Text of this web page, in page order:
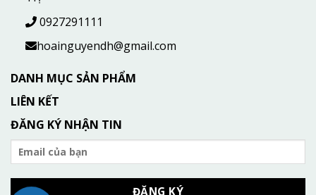
0927291111
hoainguyendh@gmail.com
DANH MỤC SẢN PHẨM
LIÊN KẾT
ĐĂNG KÝ NHẬN TIN